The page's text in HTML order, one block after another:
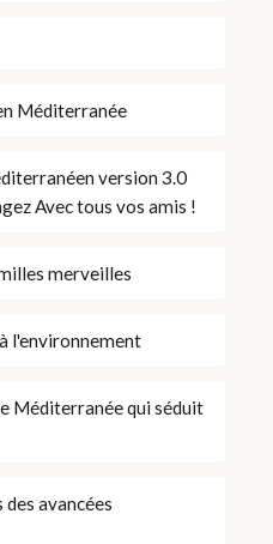
Méditerranée
version 3.0
Avec tous vos amis !
merveilles
l'environnement
Méditerranée qui séduit
avancées